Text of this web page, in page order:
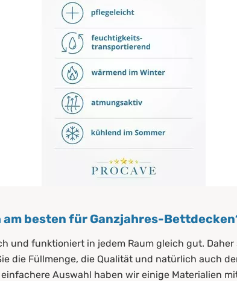
besten für Ganzjahres-
und funktioniert in jedem Raum gleich gut.
die Füllmenge, die Qualität und natürlich auch
Auswahl haben wir einige Materialien